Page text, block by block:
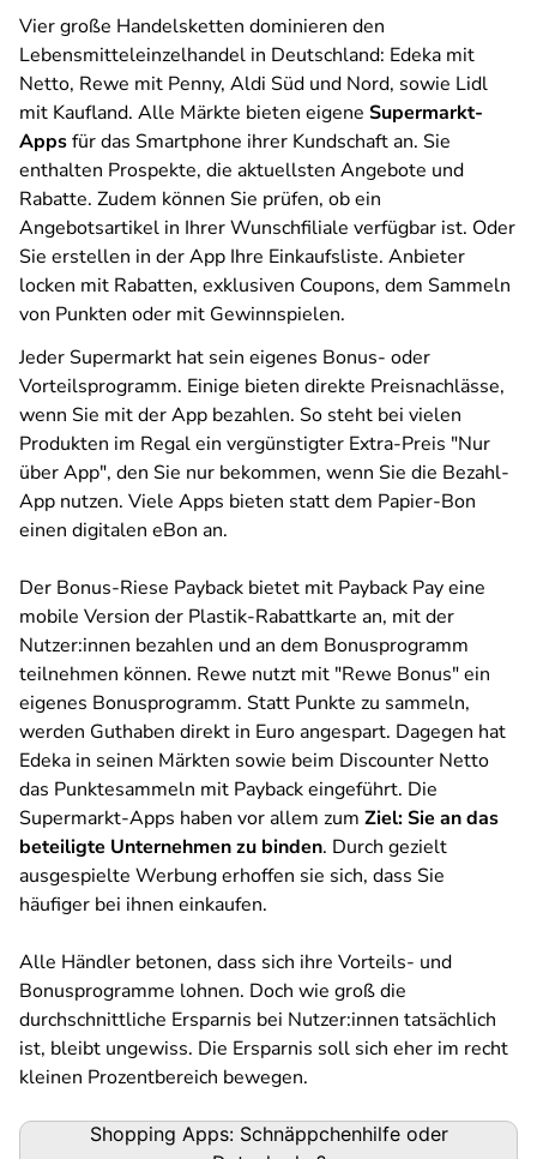
Vier große Handelsketten dominieren den
Lebensmitteleinzelhandel in Deutschland: Edeka mit
Netto, Rewe mit Penny, Aldi Süd und Nord, sowie Lidl
mit Kaufland. Alle Märkte bieten eigene Supermarkt-
Appsfür das Smartphone ihrer Kundschaft an. Sie
enthalten Prospekte, die aktuellsten Angebote und
Rabatte. Zudem können Sie prüfen, ob ein
Angebotsartikel in Ihrer Wunschfiliale verfügbar ist. Oder
Sie erstellen in der App Ihre Einkaufsliste. Anbieter
locken mit Rabatten, exklusiven Coupons, dem Sammeln
von Punkten oder mit Gewinnspielen.
Jeder Supermarkt hat sein eigenes Bonus- oder
Vorteilsprogramm. Einige bieten direkte Preisnachlässe,
wenn Sie mit der App bezahlen. So steht bei vielen
Produkten im Regal ein vergünstigter Extra-Preis "Nur
über App", den Sie nur bekommen, wenn Sie die Bezahl-
App nutzen. Viele Apps bieten statt dem Papier-Bon
einen digitalen eBon an.
Der Bonus-Riese Payback bietet mit Payback Pay eine
mobile Version der Plastik-Rabattkarte an, mit der
Nutzer:innen bezahlen und an dem Bonusprogramm
teilnehmen können. Rewe nutzt mit "Rewe Bonus" ein
eigenes Bonusprogramm. Statt Punkte zu sammeln,
werden Guthaben direkt in Euro angespart. Dagegen hat
Edeka in seinen Märkten sowie beim Discounter Netto
das Punktesammeln mit Payback eingeführt. Die
Supermarkt-Apps haben vor allem zum Ziel: Sie an das
beteiligte Unternehmen zu binden. Durch gezielt
ausgespielte Werbung erhoffen sie sich, dass Sie
häufiger bei ihnen einkaufen.
Alle Händler betonen, dass sich ihre Vorteils- und
Bonusprogramme lohnen. Doch wie groß die
durchschnittliche Ersparnis bei Nutzer:innen tatsächlich
ist, bleibt ungewiss. Die Ersparnis soll sich eher im recht
kleinen Prozentbereich bewegen.
Podigee-Shopping Apps: Schnäppchenhilfe oder